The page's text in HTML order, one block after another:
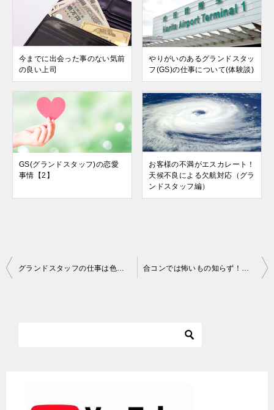
今までに出会った事のない気前
の良い上司
やりがいのあるグランドスタッ
フ(GS)の仕事について(体験談)
GS(グランドスタッフ)の恋愛
事情【2】
お客様の不満がエスカレート！
天候不良による欠航対応（グラ
ンドスタッフ編）
投
グランドスタッフの仕事は色々！あるGSのお仕事体験談 合コンでは怖いもの知らず！モテ職グランドスタッフの恋愛事情